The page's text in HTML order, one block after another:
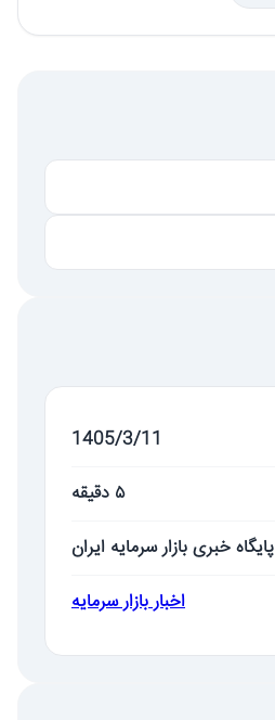
1405/3/11
۵ دقیقه
پایگاه خبری بازار سرمایه ایران
اخبار بازار سرمایه